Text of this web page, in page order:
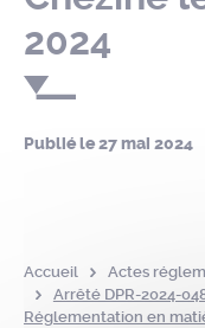
2024
Publié le27 mai 2024
Accueil
Actes
Arrêté DPR-2024-
Réglementation en